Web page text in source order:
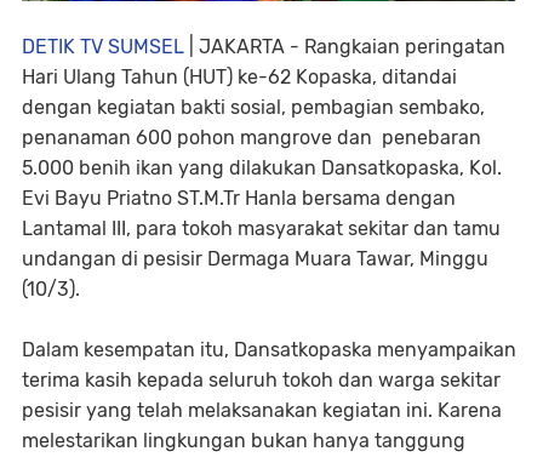
DETIK TV SUMSEL | JAKARTA - Rangkaian peringatan
Hari Ulang Tahun (HUT) ke-62 Kopaska, ditandai
dengan kegiatan bakti sosial, pembagian sembako,
penanaman 600 pohon mangrove dan penebaran
5.000 benih ikan yang dilakukan Dansatkopaska, Kol.
Evi Bayu Priatno ST.M.Tr Hanla bersama dengan
Lantamal III, para tokoh masyarakat sekitar dan tamu
undangan di pesisir Dermaga Muara Tawar, Minggu
(10/3).
Dalam kesempatan itu, Dansatkopaska menyampaikan
terima kasih kepada seluruh tokoh dan warga sekitar
pesisir yang telah melaksanakan kegiatan ini. Karena
melestarikan lingkungan bukan hanya tanggung